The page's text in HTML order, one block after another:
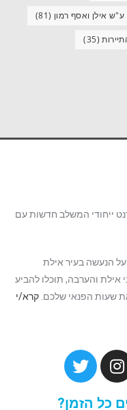
אילן ואסף רמון (81)
(35)
ייחודי המשלב חדשות עם
על הנעשה בעיר אילת
אילת והערבה, תוכלו להביע
שעות הפנאי שלכם. קרא/י
כל הזמן?